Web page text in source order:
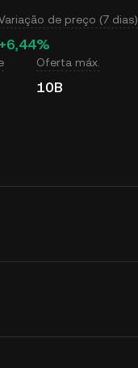
de preço (7 dias)
+6,44%
Oferta máx.
10B
preço do
e demanda,